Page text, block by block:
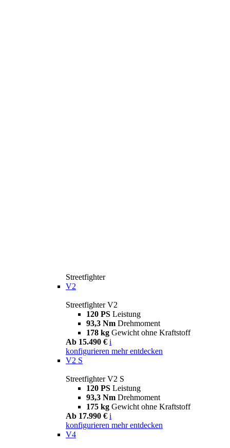
Streetfighter
V2
Streetfighter V2
120 PS Leistung
93,3 Nm Drehmoment
178 kg Gewicht ohne Kraftstoff
Ab 15.490 € i
konfigurieren mehr entdecken
V2 S
Streetfighter V2 S
120 PS Leistung
93,3 Nm Drehmoment
175 kg Gewicht ohne Kraftstoff
Ab 17.990 € i
konfigurieren mehr entdecken
V4